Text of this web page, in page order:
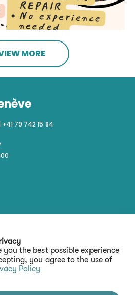
you the best possible experience
you agree to the use of
Policy
MORE
+41 79 742 15 84